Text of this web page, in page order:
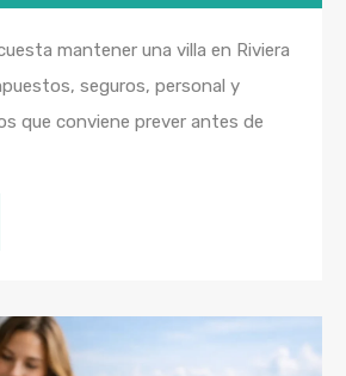
mantener una villa en Riviera
seguros, personal y
que conviene prever antes de